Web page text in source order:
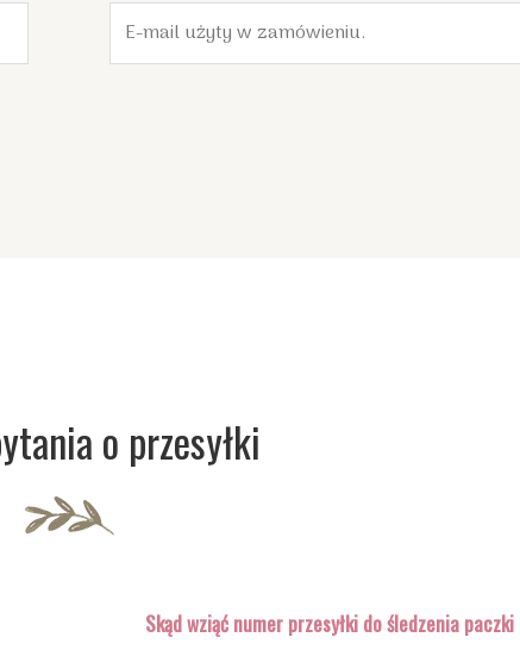
o przesyłki
Skąd wziąć numer przesyłki do śledzenia